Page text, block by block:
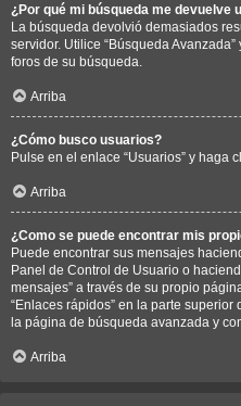
¿Por qué mi búsqueda me devuelve
La búsqueda devolvió demasiados
servidor. Utilice “Búsqueda
foros de su búsqueda.
Arriba
¿Cómo busco usuarios?
Pulse en el enlace “Usuarios” y haga
Arriba
¿Como se puede encontrar mis
Puede encontrar sus mensajes
Panel de Control de Usuario o
mensajes” a través de su propio
“Enlaces rápidos” en la parte
la página de búsqueda avanzada y
Arriba